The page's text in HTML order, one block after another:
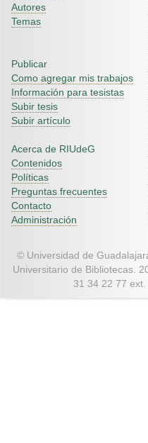
Autores
Temas
Publicar
Como agregar mis trabajos
Información para tesistas
Subir tesis
Subir artículo
Acerca de RIUdeG
Contenidos
Políticas
Preguntas frecuentes
Contacto
Administración
© Universidad de
Universitario de Bibliotecas.
31 34 22 77